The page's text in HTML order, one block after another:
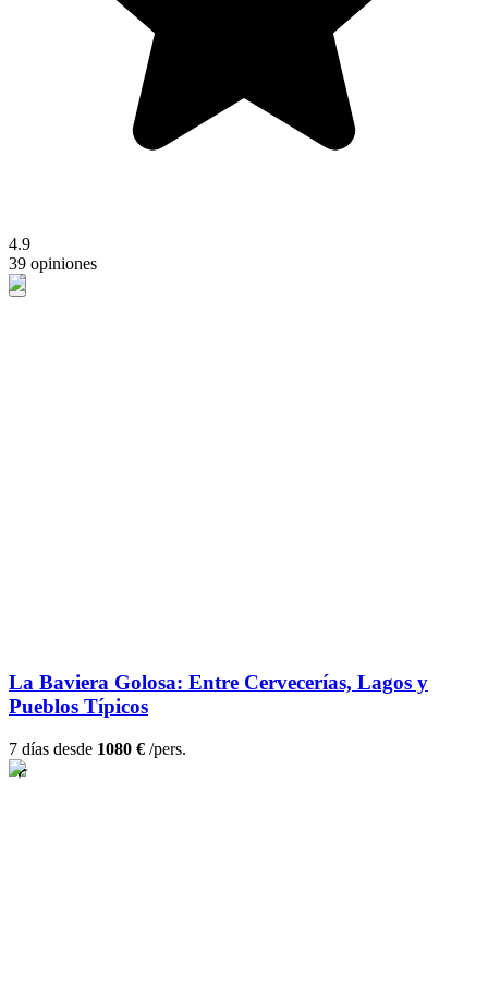
4.9
39 opiniones
La Baviera Golosa: Entre Cervecerías, Lagos y
Pueblos Típicos
7 días desde 1080 € /pers.